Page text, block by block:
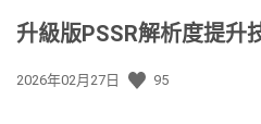
升級版PSSR解析度提升
發
2026年02月27日 95